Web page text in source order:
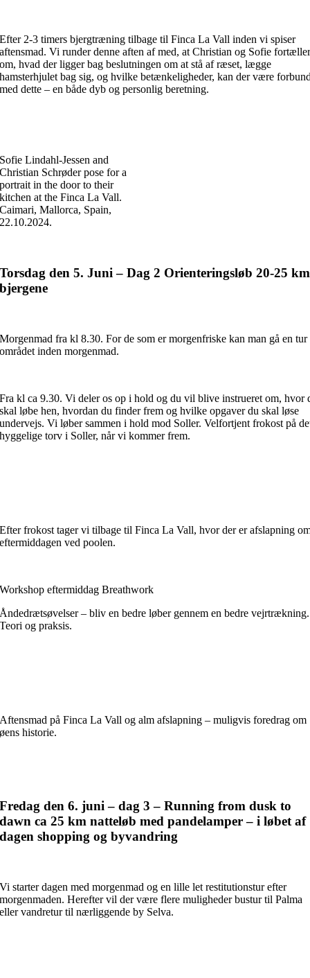
Efter 2-3 timers bjergtræning tilbage til Finca La Vall inden vi spiser
aftensmad. Vi runder denne aften af med, at Christian og Sofie
om, hvad der ligger bag beslutningen om at stå af ræset, lægge
hamsterhjulet bag sig, og hvilke betænkeligheder, kan der være
med dette – en både dyb og personlig beretning.
Sofie Lindahl-Jessen and
Christian Schrøder pose for a
portrait in the door to their
kitchen at the Finca La Vall.
Caimari, Mallorca, Spain,
22.10.2024.
Torsdag den 5. Juni – Dag 2 Orienteringsløb 20-25
bjergene
Morgenmad fra kl 8.30. For de som er morgenfriske kan man gå en tur
området inden morgenmad.
Fra kl ca 9.30. Vi deler os op i hold og du vil blive instrueret om, hvor
skal løbe hen, hvordan du finder frem og hvilke opgaver du skal løse
undervejs. Vi løber sammen i hold mod Soller. Velfortjent frokost på
hyggelige torv i Soller, når vi kommer frem.
Efter frokost tager vi tilbage til Finca La Vall, hvor der er afslapning
eftermiddagen ved poolen.
Workshop eftermiddag Breathwork
Åndedrætsøvelser – bliv en bedre løber gennem en bedre vejrtrækning.
Teori og praksis.
Aftensmad på Finca La Vall og alm afslapning – muligvis foredrag om
øens historie.
Fredag den 6. juni – dag 3 – Running from dusk to
dawn ca 25 km natteløb med pandelamper – i løbet af
dagen shopping og byvandring
Vi starter dagen med morgenmad og en lille let restitutionstur efter
morgenmaden. Herefter vil der være flere muligheder bustur til Palma
eller vandretur til nærliggende by Selva.